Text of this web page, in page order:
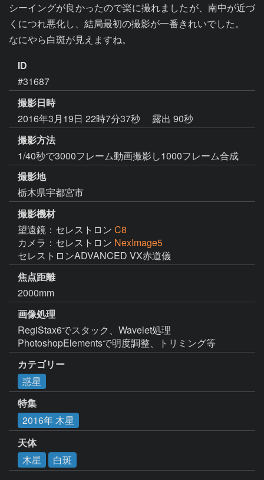
シーイングが良かったので楽に撮れましたが、南中が近づ
くにつれ悪化し、結局最初の撮影が一番きれいでした。
なにやら白斑が見えますね。
ID
#31687
撮影日時
2016年3月19日 22時7分37秒
露出 90秒
撮影方法
1/40秒で3000フレーム動画撮影し1000フレーム合成
撮影地
栃木県宇都宮市
撮影機材
望遠鏡：セレストロン C8
カメラ：セレストロン NexImage5
セレストロンADVANCED VX赤道儀
焦点距離
2000mm
画像処理
RegiStax6でスタック、Wavelet処理
PhotoshopElementsで明度調整、トリミング等
カテゴリー
惑星
特集
2016年 木星
天体
木星
白斑